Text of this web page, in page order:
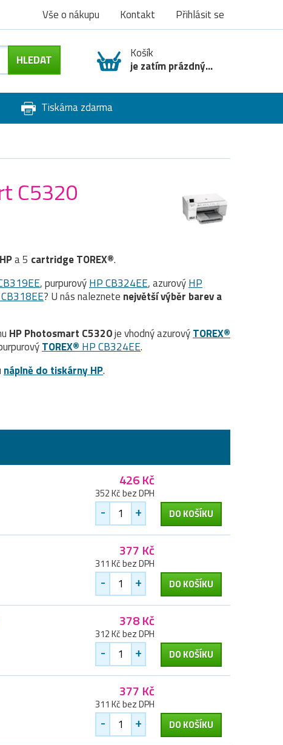
Vše o nákupu Kontakt Přihlásit se
Košík
je zatím prázdný...
Tiskárna zdarma
C5320
HPa 5 cartridge TOREX®.
, purpurovýHP CB324EE, azurovýHP
? U nás naleznete největší výběr barev a
HP Photosmart C5320je vhodný azurovýTOREX®
TOREX® HP CB324EE.
náplně do tiskárny HP.
426 Kč
352 Kč bez DPH
- + DO KOŠÍKU
377 Kč
311 Kč bez DPH
- + DO KOŠÍKU
378 Kč
312 Kč bez DPH
- + DO KOŠÍKU
377 Kč
311 Kč bez DPH
- + DO KOŠÍKU